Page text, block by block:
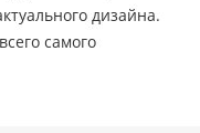
дизайна.
самого